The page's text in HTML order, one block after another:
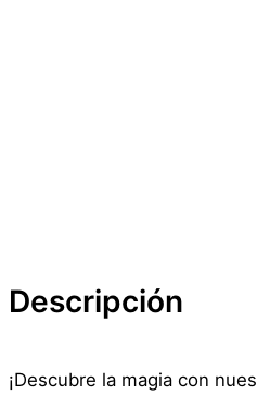
Descripción
¡Descubre la magia con